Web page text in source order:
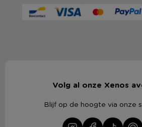
Volg al onze Xenos
Blijf op de hoogte via onze